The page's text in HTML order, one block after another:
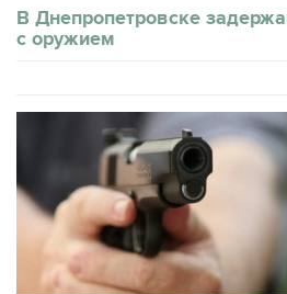
В Днепропетровске
с оружием